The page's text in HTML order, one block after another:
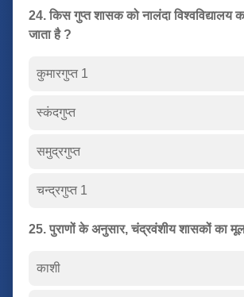
24. किस गुप्त शासक को नालंदा विश्वविद्यालय
जाता है ?
कुमारगुप्त 1
स्कंदगुप्त
समुद्रगुप्त
चन्द्रगुप्त 1
25. पुराणों के अनुसार, चंद्रवंशीय शासकों का
काशी